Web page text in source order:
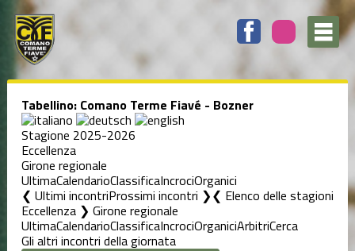
Tabellino: Comano Terme Fiavé - Bozner
Stagione 2025-2026
Eccellenza
Girone regionale
UltimaCalendarioClassificaIncrociOrganici
❮ Ultimi incontriProssimi incontri ❯ Elenco delle stagioni
Eccellenza ❯ Girone regionale
UltimaCalendarioClassificaIncrociOrganiciArbitriCerca
Gli altri incontri della giornata